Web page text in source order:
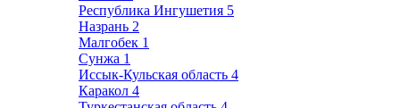
Республика Ингушетия 5
Назрань 2
Малгобек 1
Сунжа 1
Иссык-Кульская область 4
Каракол 4